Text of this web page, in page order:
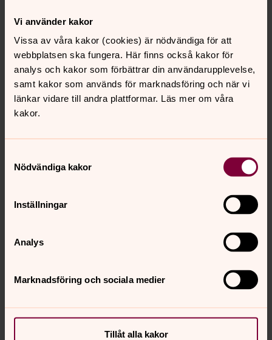
Vi använder kakor
Vissa av våra kakor (cookies) är nödvändiga för att
webbplatsen ska fungera. Här finns också kakor för
analys och kakor som förbättrar din användarupplevelse,
samt kakor som används för marknadsföring och när vi
länkar vidare till andra plattformar. Läs mer om våra
kakor.
Nödvändiga kakor
Inställningar
Analys
Marknadsföring och sociala medier
Tillåt alla kakor
Bild 1 av 1